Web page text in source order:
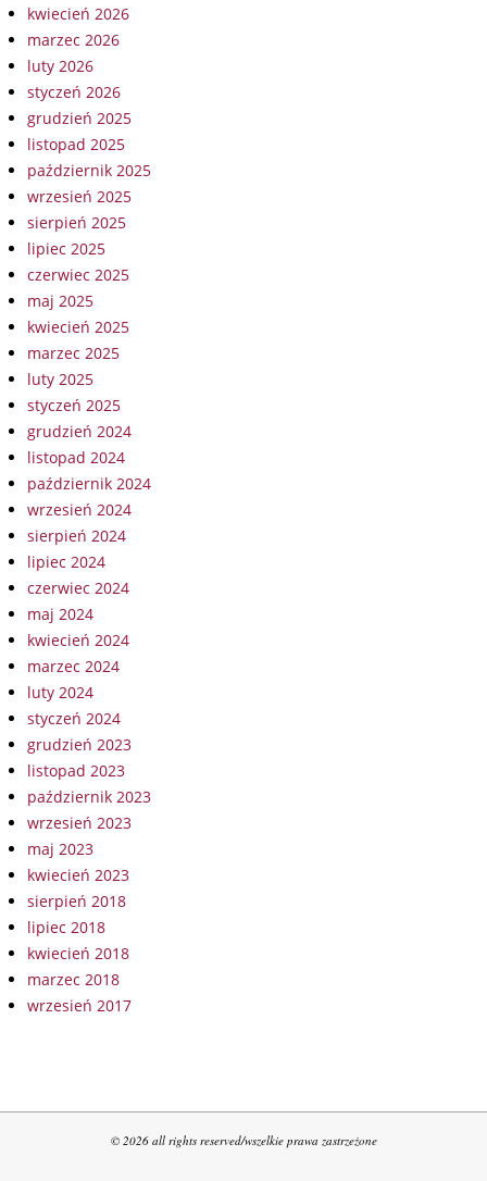
kwiecień 2026
marzec 2026
luty 2026
styczeń 2026
grudzień 2025
listopad 2025
październik 2025
wrzesień 2025
sierpień 2025
lipiec 2025
czerwiec 2025
maj 2025
kwiecień 2025
marzec 2025
luty 2025
styczeń 2025
grudzień 2024
listopad 2024
październik 2024
wrzesień 2024
sierpień 2024
lipiec 2024
czerwiec 2024
maj 2024
kwiecień 2024
marzec 2024
luty 2024
styczeń 2024
grudzień 2023
listopad 2023
październik 2023
wrzesień 2023
maj 2023
kwiecień 2023
sierpień 2018
lipiec 2018
kwiecień 2018
marzec 2018
wrzesień 2017
© 2026 all rights reserved/wszelkie prawa zastrzeżone